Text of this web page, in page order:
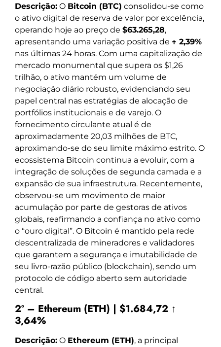
Descrição: O Bitcoin (BTC) consolidou-se como
o ativo digital de reserva de valor por excelência,
operando hoje ao preço de $63.265,28,
apresentando uma variação positiva de ↑ 2,39%
nas últimas 24 horas. Com uma capitalização de
mercado monumental que supera os $1,26
trilhão, o ativo mantém um volume de
negociação diário robusto, evidenciando seu
papel central nas estratégias de alocação de
portfólios institucionais e de varejo. O
fornecimento circulante atual é de
aproximadamente 20,03 milhões de BTC,
aproximando-se do seu limite máximo estrito. O
ecossistema Bitcoin continua a evoluir, com a
integração de soluções de segunda camada e a
expansão de sua infraestrutura. Recentemente,
observou-se um movimento de maior
acumulação por parte de gestoras de ativos
globais, reafirmando a confiança no ativo como
o “ouro digital”. O Bitcoin é mantido pela rede
descentralizada de mineradores e validadores
que garantem a segurança e imutabilidade de
seu livro-razão público (blockchain), sendo um
protocolo de código aberto sem autoridade
central.
2º – Ethereum (ETH) | $1.684,72 ↑
3,64%
Descrição: O Ethereum (ETH), a principal